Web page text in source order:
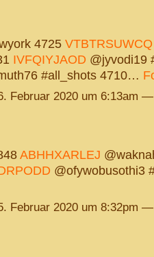
4725 VTBTRSUWCQ
IVFQIYJAOD @jyvodi19
#all_shots 4710…
Februar 2020 um 6:13am
ABHHXARLEJ
@ofywobusothi3
Februar 2020 um 8:32pm